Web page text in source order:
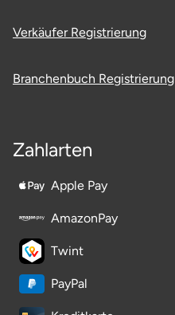
Verkäufer Registrierung
Branchenbuch Registrierung
Zahlarten
Apple Pay
AmazonPay
Twint
PayPal